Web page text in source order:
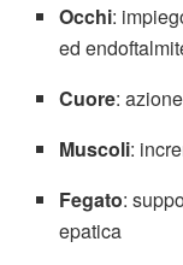
Occhi:
ed
Cuore:
Muscoli:
Fegato:
epatica